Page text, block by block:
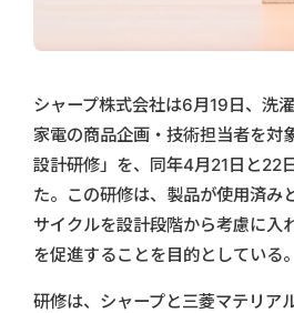
シャープ株式会社は6月19日、洗
家電の商品企画・技術担当者を対
設計研修」を、同年4月21日と22
た。この研修は、製品が使用済み
サイクルを設計段階から考慮に入
を促進することを目的としている。
研修は、シャープと三菱マテリア